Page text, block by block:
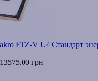
FTZ-V U4 Стандарт
13575.00 грн